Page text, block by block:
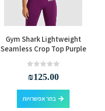
למוצר זה יש מספר סוגים. ניתן לבחור את האפשרויות בעמוד המוצר
Gym Shark Lightweight
Seamless Crop Top Purple
₪125.00
בחר אפשרויות
למוצר זה יש מספר סוגים. ניתן לבחור את האפשרויות בעמוד המוצר